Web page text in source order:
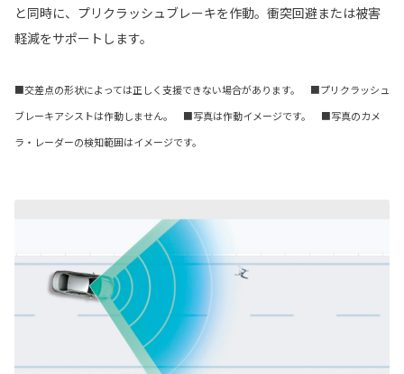
と同時に、プリクラッシュブレーキを作動。衝突回避または被害
軽減をサポートします。
■交差点の形状によっては正しく支援できない場合があります。 ■プリクラッシュ
ブレーキアシストは作動しません。 ■写真は作動イメージです。 ■写真のカメ
ラ・レーダーの検知範囲はイメージです。